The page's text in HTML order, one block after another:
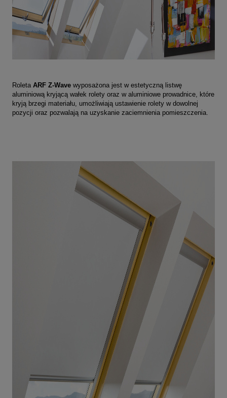
Roleta ARF Z-Wave wyposażona jest w estetyczną listwę
aluminiową kryjącą wałek rolety oraz w aluminiowe prowadnice, które
kryją brzegi materiału, umożliwiają ustawienie rolety w dowolnej
pozycji oraz pozwalają na uzyskanie zaciemnienia pomieszczenia.